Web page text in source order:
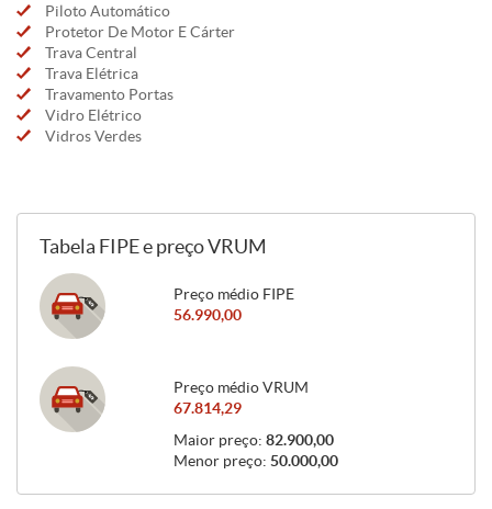
Piloto Automático
Protetor De Motor E Cárter
Trava Central
Trava Elétrica
Travamento Portas
Vidro Elétrico
Vidros Verdes
Tabela FIPE e preço VRUM
Preço médio FIPE
56.990,00
Preço médio VRUM
67.814,29
Maior preço: 82.900,00
Menor preço: 50.000,00